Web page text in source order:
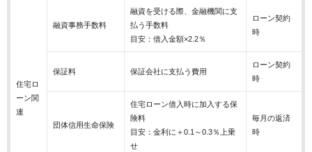
住宅ロ
ーン関
連
融資事務手数料
融資を受ける際、金融機関に支
払う手数料
目安：借入金額×2.2％
ローン契約
時
保証料 保証会社に支払う費用
ローン契約
時
団体信用生命保険
住宅ローン借入時に加入する保
険料
目安：金利に＋0.1～0.3％上乗
せ
毎月の返済
時